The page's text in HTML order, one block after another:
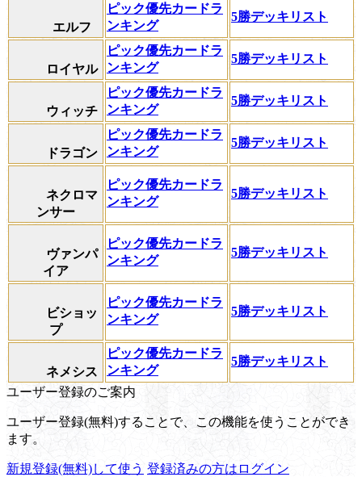
エルフ
ピック優先カードラ
ンキング
5勝デッキリスト
ロイヤル
ピック優先カードラ
ンキング
5勝デッキリスト
ウィッチ
ピック優先カードラ
ンキング
5勝デッキリスト
ドラゴン
ピック優先カードラ
ンキング
5勝デッキリスト
ネクロマ
ンサー
ピック優先カードラ
ンキング
5勝デッキリスト
ヴァンパ
イア
ピック優先カードラ
ンキング
5勝デッキリスト
ビショッ
プ
ピック優先カードラ
ンキング
5勝デッキリスト
ネメシス
ピック優先カードラ
ンキング
5勝デッキリスト
ユーザー登録のご案内
ユーザー登録(無料)することで、この機能を使うことができ
ます。
新規登録(無料)して使う 登録済みの方はログイン